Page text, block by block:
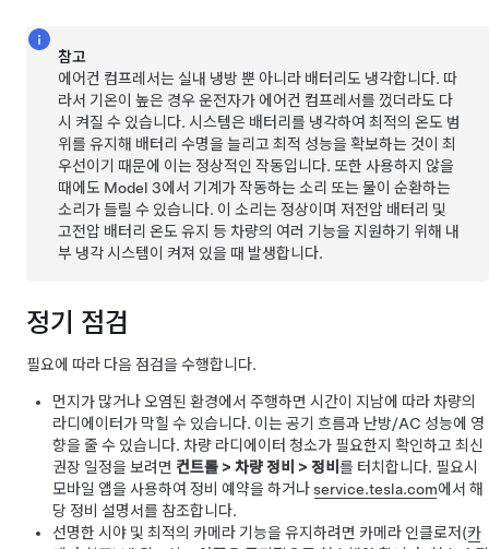
참고
에어컨 컴프레서는 실내 냉방 뿐 아니라 배터리도 냉각합니다. 따
라서 기온이 높은 경우 운전자가 에어컨 컴프레서를 껐더라도 다
시 켜질 수 있습니다. 시스템은 배터리를 냉각하여 최적의 온도 범
위를 유지해 배터리 수명을 늘리고 최적 성능을 확보하는 것이 최
우선이기 때문에 이는 정상적인 작동입니다. 또한 사용하지 않을
때에도 Model 3에서 기계가 작동하는 소리 또는 물이 순환하는
소리가 들릴 수 있습니다. 이 소리는 정상이며저전압 배터리 및
고전압 배터리 온도 유지 등 차량의 여러 기능을 지원하기 위해 내
부 냉각 시스템이 켜져 있을 때 발생합니다.
정기 점검
필요에 따라 다음 점검을 수행합니다.
먼지가 많거나 오염된 환경에서 주행하면 시간이 지남에 따라 차량의
라디에이터가 막힐 수 있습니다. 이는 공기 흐름과 난방/AC 성능에 영
향을 줄 수 있습니다. 차량 라디에이터 청소가 필요한지 확인하고 최신
권장 일정을 보려면 컨트롤 > 차량 정비 > 정비 를 터치합니다. 필요시
모바일 앱을 사용하여 정비 예약을 하거나service.tesla.com에서 해
당 정비 설명서를 참조합니다.
선명한 시야 및 최적의 카메라 기능을 유지하려면 카메라 인클로저(카